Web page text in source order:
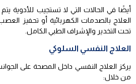
أيضًا في الحالات التي لا تستجيب للأدوية
العلاج بالصدمات الكهربائية أو تحفيز العصب
تحت التخدير والإشراف الطبي الكامل.
العلاج النفسي السلوكي
يركز العلاج النفسي داخل المصحة على
من خلال: